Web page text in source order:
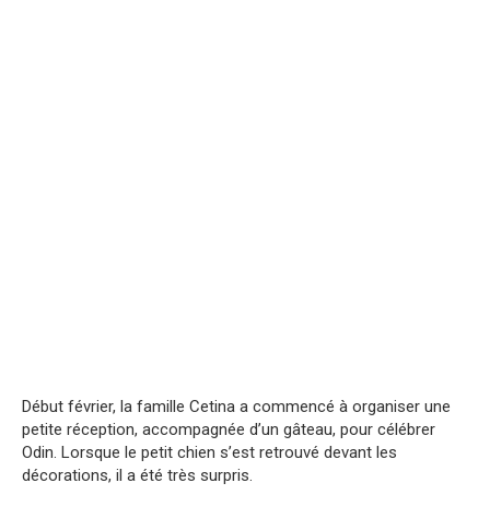
Début février, la famille Cetina a commencé à organiser une
petite réception, accompagnée d’un gâteau, pour célébrer
Odin. Lorsque le petit chien s’est retrouvé devant les
décorations, il a été très surpris.